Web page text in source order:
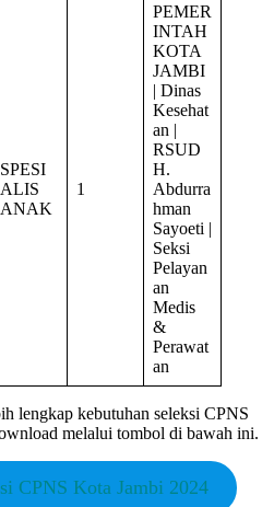
SPESI
ALIS
ANAK
1
PEMER
INTAH
KOTA
JAMBI
| Dinas
Kesehat
an |
RSUD
H.
Abdurra
hman
Sayoeti |
Seksi
Pelayan
an
Medis
&
Perawat
an
lengkap kebutuhan seleksi CPNS
melalui tombol di bawah ini.
CPNS Kota Jambi 2024